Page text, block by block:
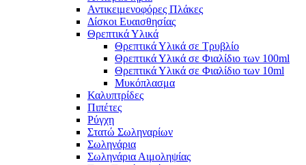
Αντικειμενοφόρες Πλάκες
Δίσκοι Ευαισθησίας
Θρεπτικά Υλικά
Θρεπτικά Υλικά σε Τρυβλίο
Θρεπτικά Υλικά σε Φιαλίδιο των 100ml
Θρεπτικά Υλικά σε Φιαλίδιο των 10ml
Μυκόπλασμα
Καλυπτρίδες
Πιπέτες
Ρύγχη
Στατώ Σωληναρίων
Σωληνάρια
Σωληνάρια Αιμοληψίας